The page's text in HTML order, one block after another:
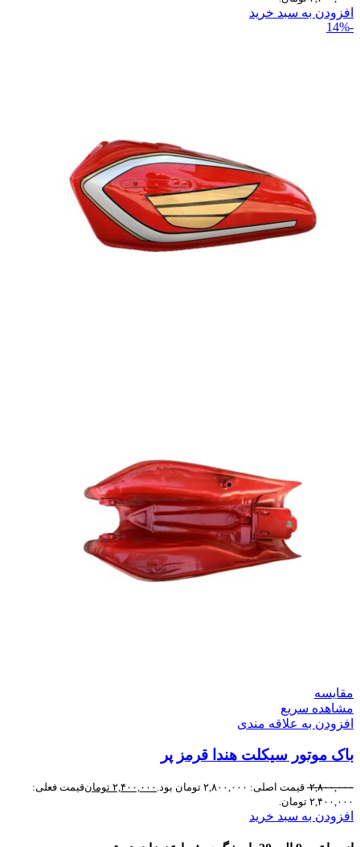
افزودن به سبد خرید
-14%
مقایسه
مشاهده سریع
افزودن به علاقه مندی
باک موتور سیکلت هندا قرمز پر
۲,۸۰۰,۰۰۰ قیمت اصلی: ۲,۸۰۰,۰۰۰ تومان بود. ۲,۴۰۰,۰۰۰ تومانقیمت فعلی:
۲,۴۰۰,۰۰۰ تومان.
افزودن به سبد خرید